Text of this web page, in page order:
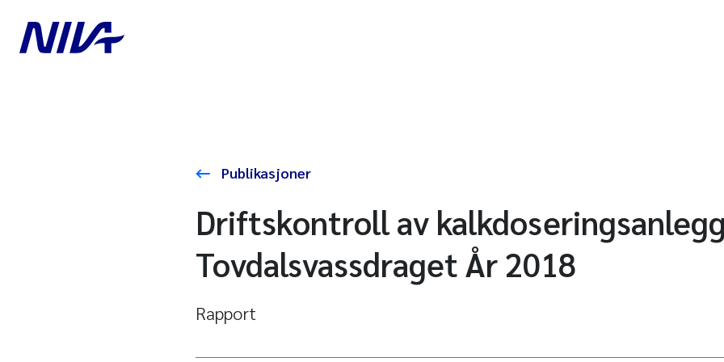
Publikasjoner
Driftskontroll av
Tovdalsvassdraget År 2018
Rapport